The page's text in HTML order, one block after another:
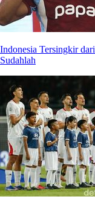
Indonesia Tersingkir
Sudahlah